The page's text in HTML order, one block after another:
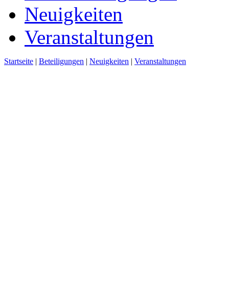
Neuigkeiten
Veranstaltungen
Startseite | Beteiligungen | Neuigkeiten | Veranstaltungen